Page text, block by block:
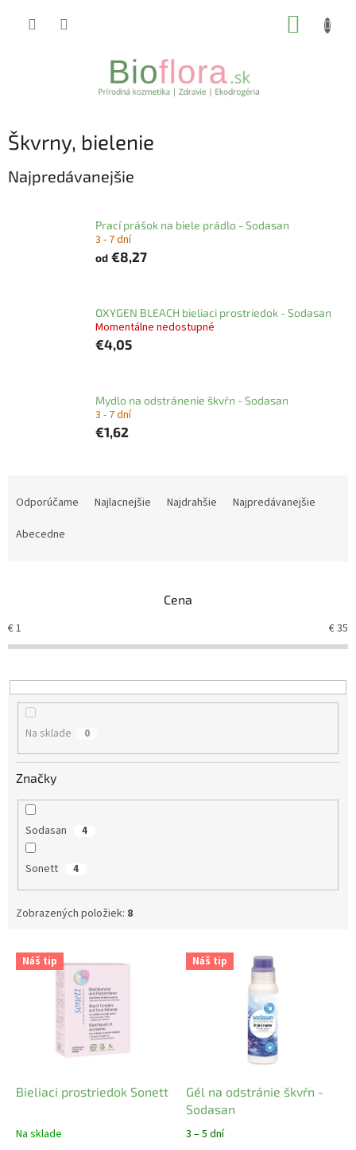
Škvrny, bielenie
Najpredávanejšie
Prací prášok na biele prádlo - Sodasan
3 - 7 dní
od €8,27
OXYGEN BLEACH bieliaci prostriedok - Sodasan
Momentálne nedostupné
€4,05
Mydlo na odstránenie škvŕn - Sodasan
3 - 7 dní
€1,62
r
o
u
k
Odporúčame Najlacnejšie Najdrahšie
Najpredávanejšie
Abecedne
Cena
€1 €35
Na sklade 0
Značky
Sodasan 4
Sonett 4
Zobrazených položiek: 8
V Náš tip
Bieliaci prostriedok Sonett
Na sklade
Náš tip
Gél na odstránie škvŕn -
Sodasan
3 – 5 dní